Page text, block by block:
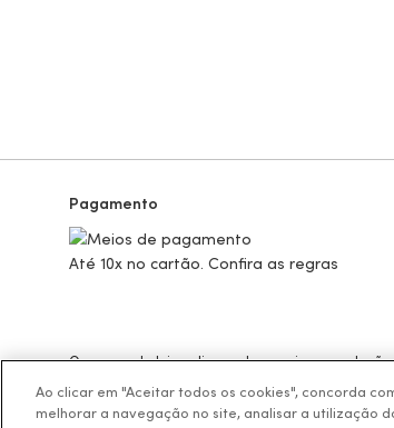
Pagamento
Até 10x no cartão. Confira as regras
Os preços da loja online podem variar em
Rodovia Régis Bitencourt, KM 437, Ribeirão
Ao clicar em "Aceitar todos os cookies", concorda
melhorar a navegação no site, analisar a utilização